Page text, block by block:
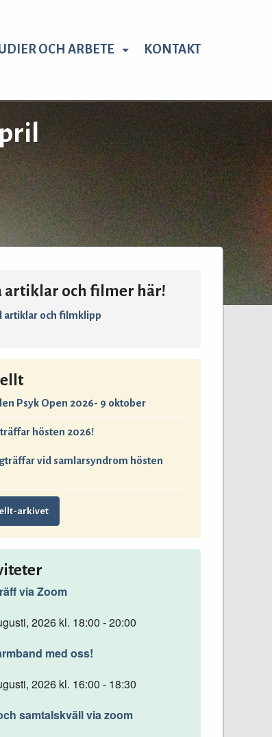
OCH ARBETE KONTAKT
artiklar och filmer här!
artiklar och filmklipp
Psyk Open 2026- 9 oktober
hösten 2026!
vid samlarsyndrom hösten
arkivet
via Zoom
2026 kl. 18:00 - 20:00
med oss!
2026 kl. 16:00 - 18:30
samtalskväll via zoom